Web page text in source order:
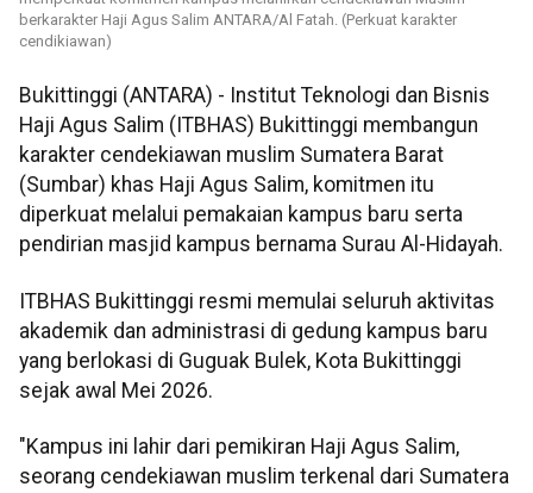
berkarakter Haji Agus Salim ANTARA/Al Fatah. (Perkuat karakter
cendikiawan)
Bukittinggi (ANTARA) - Institut Teknologi dan Bisnis
Haji Agus Salim (ITBHAS) Bukittinggi membangun
karakter cendekiawan muslim Sumatera Barat
(Sumbar) khas Haji Agus Salim, komitmen itu
diperkuat melalui pemakaian kampus baru serta
pendirian masjid kampus bernama Surau Al-Hidayah.
ITBHAS Bukittinggi resmi memulai seluruh aktivitas
akademik dan administrasi di gedung kampus baru
yang berlokasi di Guguak Bulek, Kota Bukittinggi
sejak awal Mei 2026.
"Kampus ini lahir dari pemikiran Haji Agus Salim,
seorang cendekiawan muslim terkenal dari Sumatera